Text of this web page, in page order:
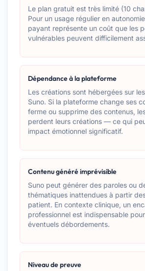
Le plan gratuit est très limité (10
Pour un usage régulier en
payant représente un coût que les
vulnérables peuvent difficilement
Dépendance à la plateforme
Les créations sont hébergées sur
Suno. Si la plateforme change ses
ferme ou supprime des contenus,
perdent leurs créations — ce qui
impact émotionnel significatif.
Contenu généré imprévisible
Suno peut générer des paroles ou
thématiques inattendues à partir
patient. En contexte clinique, un
professionnel est indispensable
éventuels débordements.
Niveau de preuve